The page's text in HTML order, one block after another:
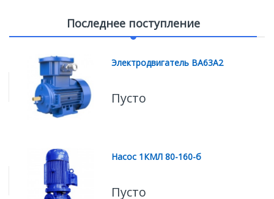
Последнее поступление
Электродвигатель ВА63А2
Пусто
Насос 1КМЛ 80-160-б
Пусто